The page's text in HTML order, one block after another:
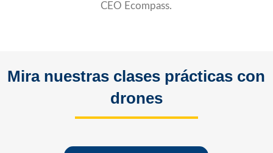
CEO Ecompass.
Mira nuestras clases prácticas con
drones